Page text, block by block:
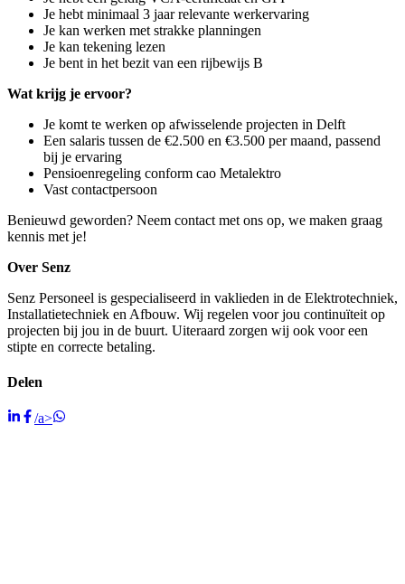
Je hebt minimaal 3 jaar relevante werkervaring
Je kan werken met strakke planningen
Je kan tekening lezen
Je bent in het bezit van een rijbewijs B
Wat krijg je ervoor?
Je komt te werken op afwisselende projecten in Delft
Een salaris tussen de €2.500 en €3.500 per maand, passend
bij je ervaring
Pensioenregeling conform cao Metalektro
Vast contactpersoon
Benieuwd geworden? Neem contact met ons op, we maken graag
kennis met je!
Over Senz
Senz Personeel is gespecialiseerd in vaklieden in de Elektrotechniek,
Installatietechniek en Afbouw. Wij regelen voor jou continuïteit op
projecten bij jou in de buurt. Uiteraard zorgen wij ook voor een
stipte en correcte betaling.
Delen
/a>